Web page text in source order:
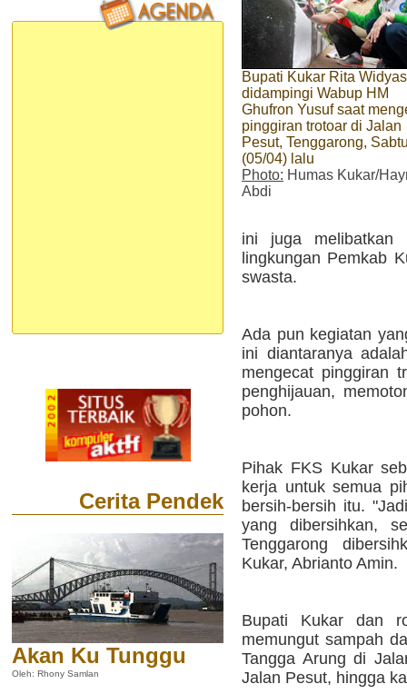
Cerita Pendek
Akan Ku Tunggu
Oleh: Rhony Samlan
Bupati Kukar Rita
didampingi Wabup HM
Ghufron Yusuf saat
pinggiran trotoar di Jalan
Pesut, Tenggarong,
(05/04) lalu
Photo: Humas Kukar/
Abdi
ini juga melibatkan
lingkungan Pemkab
swasta.
Ada pun kegiatan
ini diantaranya
mengecat pinggiran
penghijauan,
pohon.
Pihak FKS Kukar
kerja untuk semua
bersih-bersih itu.
yang dibersihkan,
Tenggarong
Kukar, Abrianto Amin.
Bupati Kukar dan
memungut sampah
Tangga Arung di
Jalan Pesut, hingga